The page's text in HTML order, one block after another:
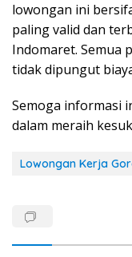
lowongan ini
paling valid dan
Indomaret. Semua
tidak dipungut
Semoga informasi
dalam meraih
Lowongan Kerja